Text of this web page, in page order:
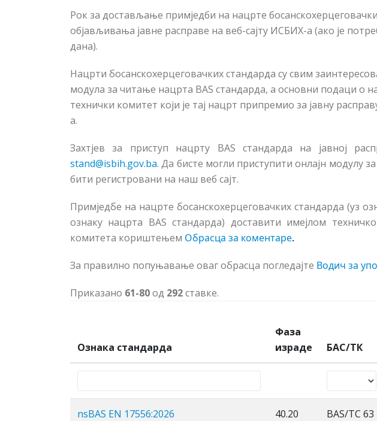
Рок за достављање примједби на нацрте
објављивања јавне расправе на веб-сајту ИСБИХ-а (ако је
дана).
Нацрти босанскохерцеговачких стандарда су свим
модула за читање нацрта BAS стандарда, а основни подаци о
технички комитет који је тај нацрт припремио за јавну
а.
Захтјев за приступ нацрту BAS стандарда на јавној
stand@isbih.gov.ba. Да бисте могли приступити онлајн модулу
бити регистровани на наш веб сајт.
Примједбе на нацрте босанскохерцеговачких стандарда (уз
ознаку нацрта BAS стандарда) доставити имејлом
комитета кориштењем Обрасца за коментаре.
За правилно попуњавање оваг обрасца погледајте Водич за
Приказано 61-80од 292ставке.
Ознака стандарда
Фаза
израде
БАС/ТК
nsBAS EN 17556:2026
40.20 BAS/TC 63